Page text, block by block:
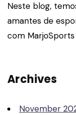
Neste blog,
amantes de
com MarjoSports
Archives
November